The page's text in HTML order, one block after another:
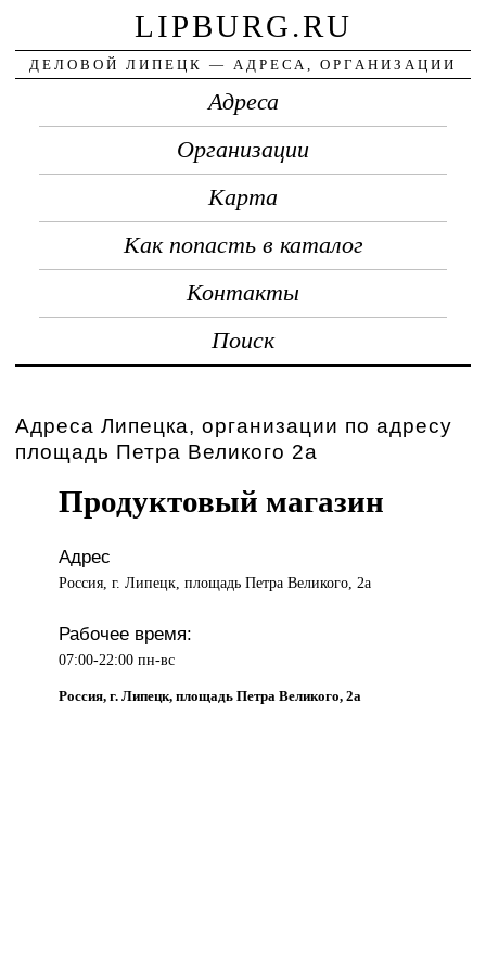
LIPBURG.RU
ДЕЛОВОЙ ЛИПЕЦК — АДРЕСА, ОРГАНИЗАЦИИ
Адреса
Организации
Карта
Как попасть в каталог
Контакты
Поиск
Адреса Липецка, организации по адресу
площадь Петра Великого 2а
Продуктовый магазин
Адрес
Россия, г. Липецк, площадь Петра Великого, 2а
Рабочее время:
07:00-22:00 пн-вс
Россия, г. Липецк, площадь Петра Великого, 2а